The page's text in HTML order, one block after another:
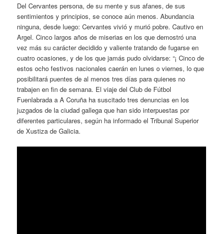
Del Cervantes persona, de su mente y sus afanes, de sus
sentimientos y principios, se conoce aún menos. Abundancia
ninguna, desde luego: Cervantes vivió y murió pobre. Cautivo en
Argel. Cinco largos años de miserias en los que demostró una
vez más su carácter decidido y valiente tratando de fugarse en
cuatro ocasiones, y de los que jamás pudo olvidarse: “¡ Cinco de
estos ocho festivos nacionales caerán en lunes o viernes, lo que
posibilitará puentes de al menos tres días para quienes no
trabajen en fin de semana. El viaje del Club de Fútbol
Fuenlabrada a A Coruña ha suscitado tres denuncias en los
juzgados de la ciudad gallega que han sido interpuestas por
diferentes particulares, según ha informado el Tribunal Superior
de Xustiza de Galicia.